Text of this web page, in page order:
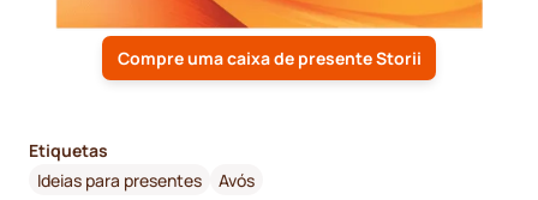
Compre uma caixa de presente Storii
Etiquetas
Ideias para presentes
Avós